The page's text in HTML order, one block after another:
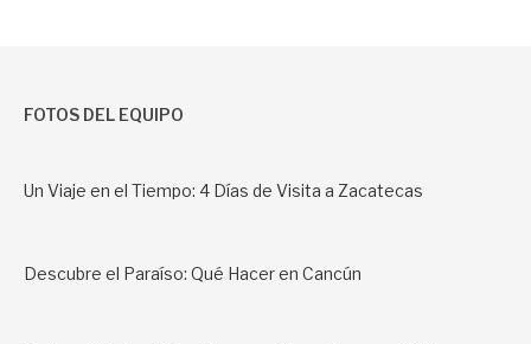
FOTOS DEL EQUIPO
Un Viaje en el Tiempo: 4 Días de Visita a Zacatecas
Descubre el Paraíso: Qué Hacer en Cancún